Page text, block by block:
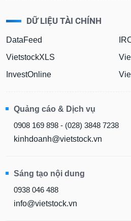
DỮ LIỆU TÀI CHÍNH
DataFeed
VietstockXLS
InvestOnline
Quảng cáo & Dịch vụ
0908 169 898 - (028) 3848 7238
kinhdoanh@vietstock.vn
Sáng tạo nội dung
0938 046 488
info@vietstock.vn